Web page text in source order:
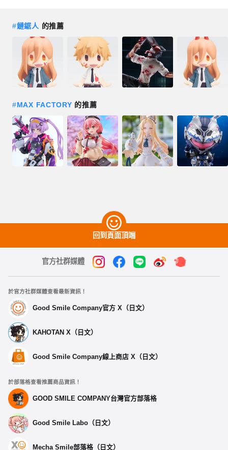
#鏈鋸人 的推薦
#MAX FACTORY 的推薦
回到頁面頂端
官方社群媒體
於官方社群媒體查看最新資訊！
Good Smile Company官方 X（日文）
KAHOTAN X（日文）
Good Smile Company線上商店 X（日文）
於部落格查看推薦商品資訊！
GOOD SMILE COMPANY台灣官方部落格
Good Smile Labo（日文）
Mecha Smile部落格（日文）